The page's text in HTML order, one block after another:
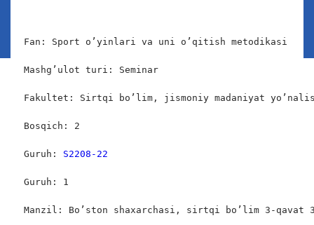
Fan: Sport o’yinlari va uni o’qitish metodikasi
Mashg’ulot turi: Seminar
Fakultet: Sirtqi bo’lim, jismoniy madaniyat
Bosqich: 2
Guruh: S2208-22
Guruh: 1
Manzil: Bo’ston shaxarchasi, sirtqi bo’lim 3-qavat